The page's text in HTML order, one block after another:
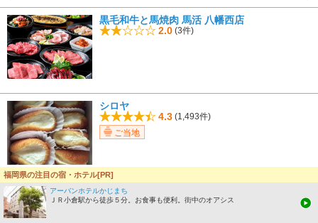
黒毛和牛と馬焼肉 馬活 八幡西店
2.0 (3件)
シロヤ
4.3 (1,493件)
ご当地
小倉駅周辺散策していて、以前ネットで有名がお店があるのを思い出し寄ってみまし
た。開店時間の...
by サトさん
福岡県の注目の宿・ホテル[PR]
アーバンホテルかじまち
ＪＲ小倉駅から徒歩５分。お食事も便利。街中のオアシス